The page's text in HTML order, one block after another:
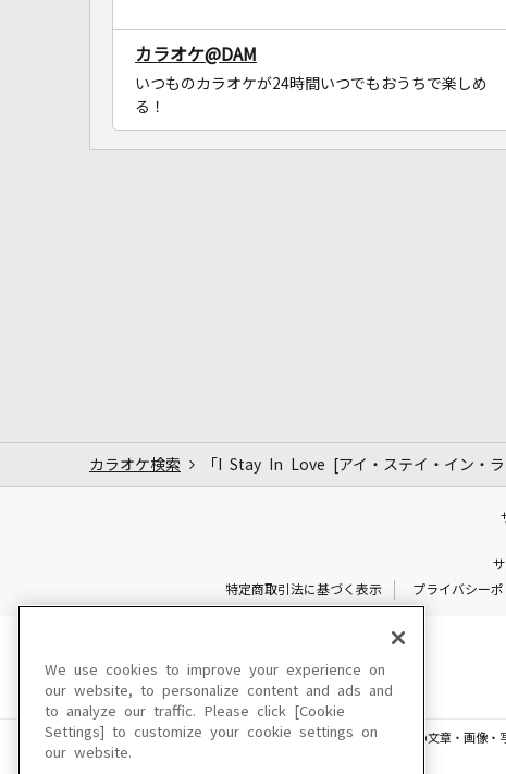
カラオケ@DAM
いつものカラオケが24時間いつでもおうちで楽しめ
る！
カラオケ検索 「I Stay In Love [アイ・ステイ・イン・
特定商取引法に基づく表示
プライバシーポ
このサイトに掲載されている一切の文章・画像
We use cookies to improve your experience on
our website, to personalize content and ads and
to analyze our traffic. Please click [Cookie
Settings] to customize your cookie settings on
our website.